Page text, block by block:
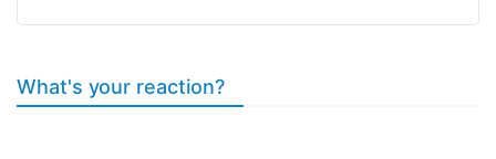
What's your reaction?